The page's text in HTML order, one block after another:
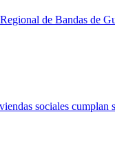
de Bandas de
sociales cumplan